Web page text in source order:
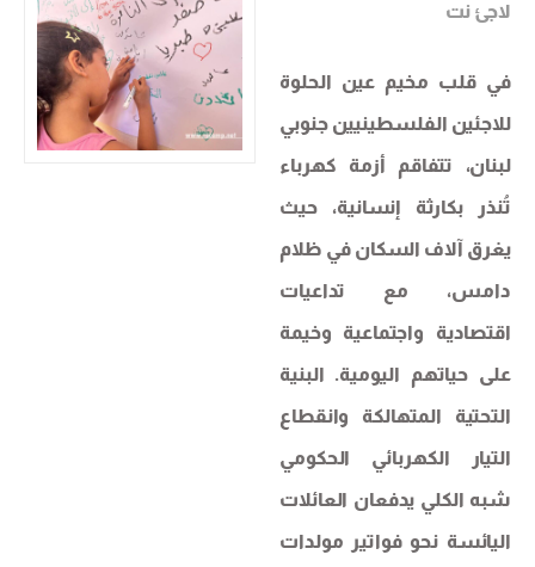
لاجئ نت
في قلب مخيم عين الحلوة
للاجئين الفلسطينيين جنوبي
لبنان، تتفاقم أزمة كهرباء
تُنذر بكارثة إنسانية، حيث
يغرق آلاف السكان في ظلام
دامس، مع تداعيات
اقتصادية واجتماعية وخيمة
على حياتهم اليومية. البنية
التحتية المتهالكة وانقطاع
التيار الكهربائي الحكومي
شبه الكلي يدفعان العائلات
اليائسة نحو فواتير مولدات